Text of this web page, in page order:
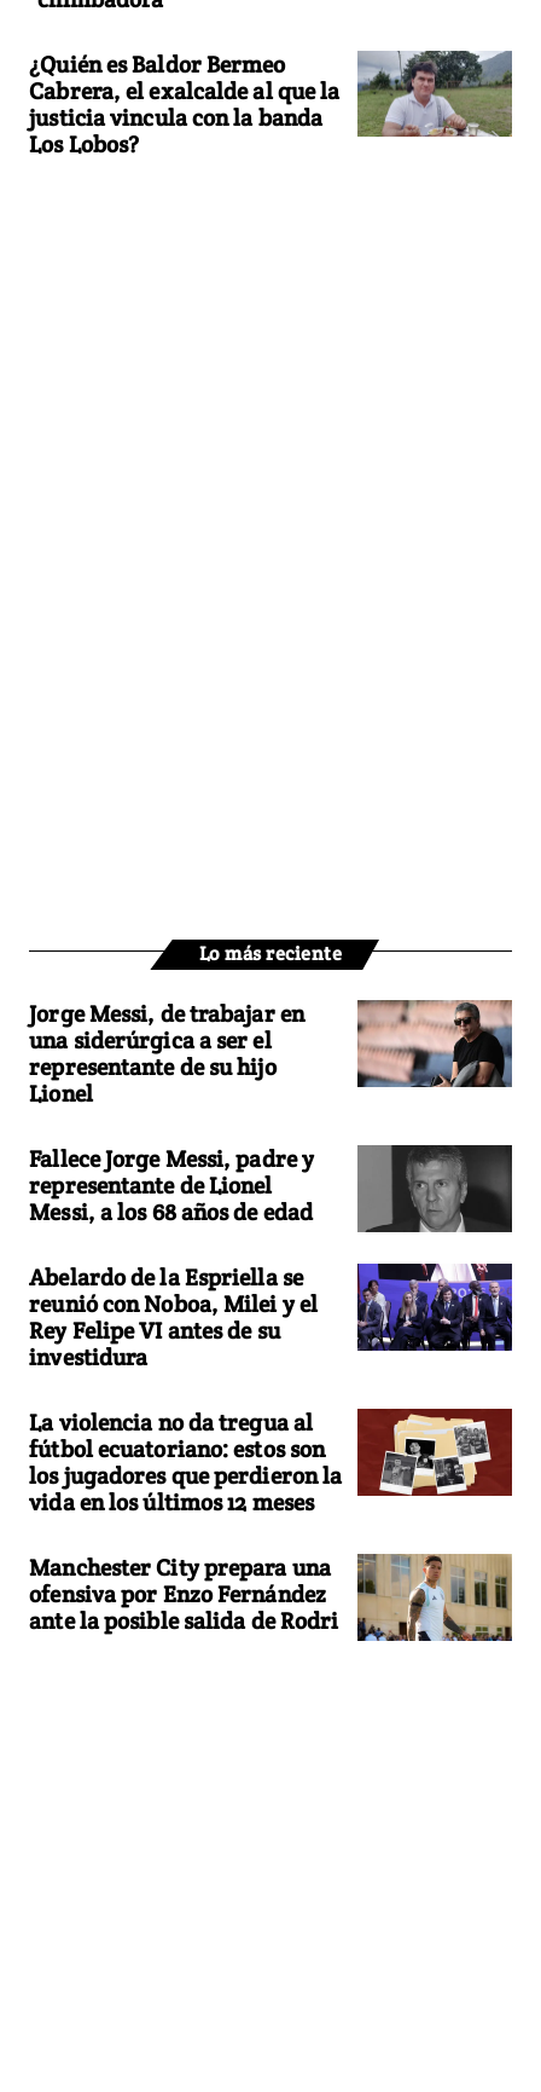
¿Quién es Baldor Bermeo
Cabrera, el exalcalde al que la
justicia vincula con la banda
Los Lobos?
Lo más reciente
Jorge Messi, de trabajar en
una siderúrgica a ser el
representante de su hijo
Lionel
Fallece Jorge Messi, padre y
representante de Lionel
Messi, a los 68 años de edad
Abelardo de la Espriella se
reunió con Noboa, Milei y el
Rey Felipe VI antes de su
investidura
La violencia no da tregua al
fútbol ecuatoriano: estos son
los jugadores que perdieron la
vida en los últimos 12 meses
Manchester City prepara una
ofensiva por Enzo Fernández
ante la posible salida de Rodri